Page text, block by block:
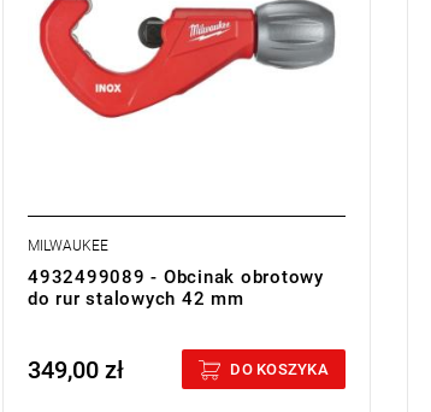
MILWAUKEE
4932499089 - Obcinak obrotowy
do rur stalowych 42 mm
Price tax included
349,00 zł DO KOSZYKA